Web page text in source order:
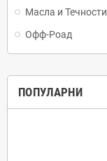
Масла и Течности
Офф-Роад
ПОПУЛАРНИ